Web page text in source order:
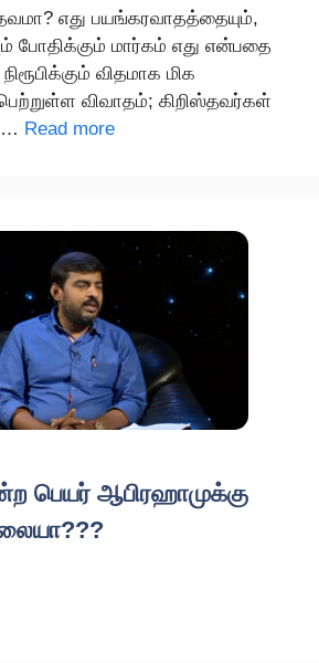
எது பயங்கரவாதத்தையும்,
போதிக்கும் மார்கம் எது என்பதை
விதமாக மிக
விவாதம்; கிறிஸ்தவர்கள்
… Read more
பெயர் ஆபிரஹாமுக்கு